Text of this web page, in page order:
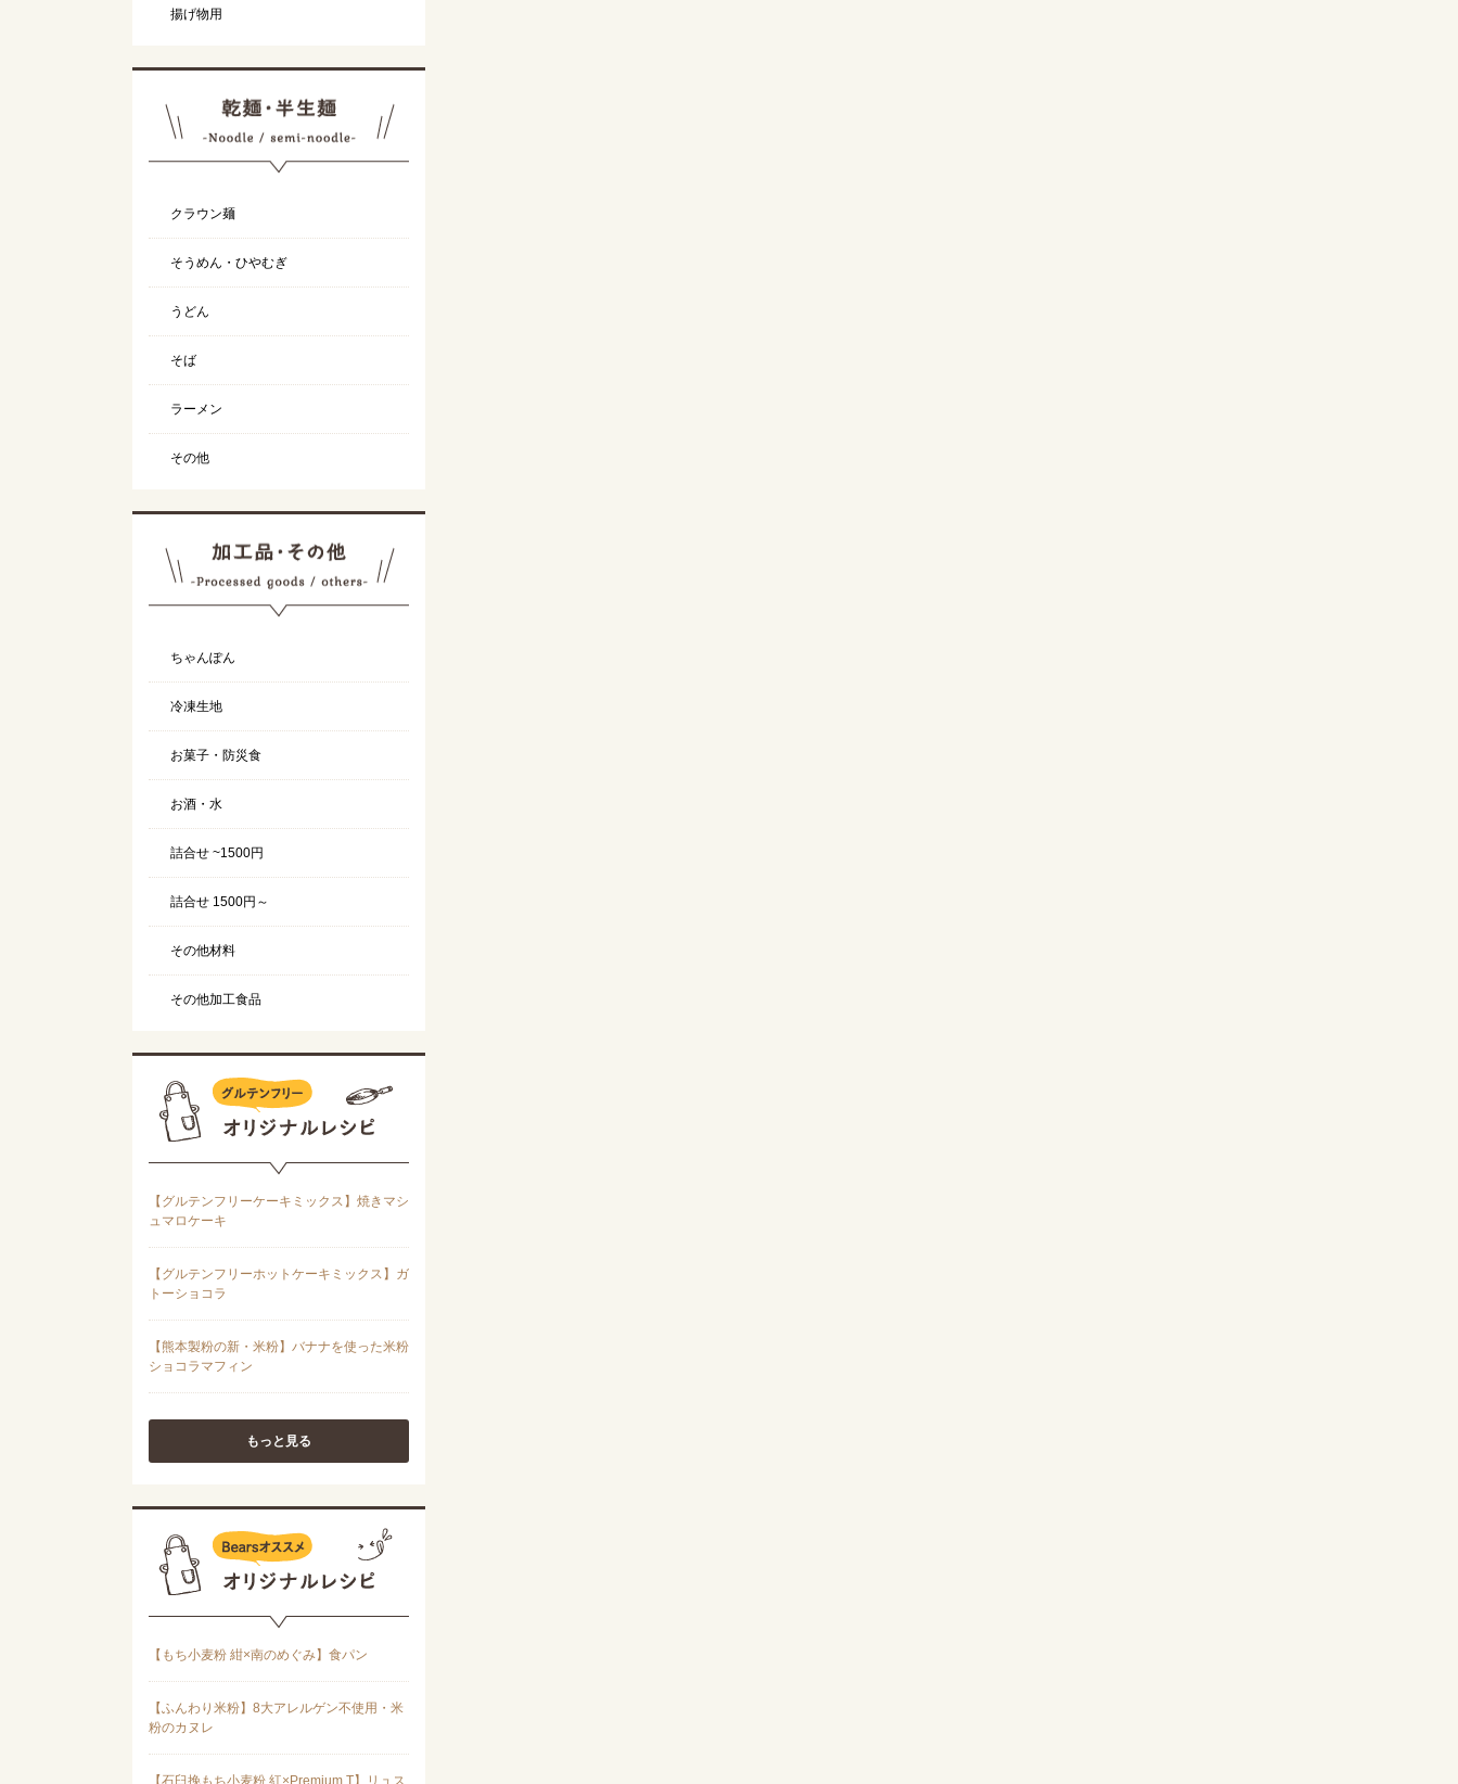
揚げ物用
クラウン麺
そうめん・ひやむぎ
うどん
そば
ラーメン
その他
ちゃんぽん
冷凍生地
お菓子・防災食
お酒・水
詰合せ ~1500円
詰合せ 1500円～
その他材料
その他加工食品
もっと見る